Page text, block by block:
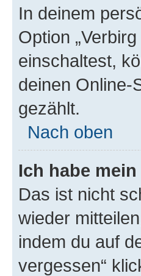
In deinem
Option
einschaltest,
deinen Online-
gezählt.
Nach oben
Ich habe
Das ist nicht
wieder
indem du auf
vergessen“